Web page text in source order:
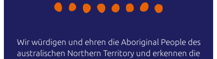
Wir würdigen und ehren die Aboriginal People des
australischen Northern Territory und erkennen die